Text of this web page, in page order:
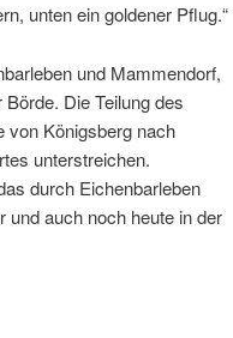
unten ein goldener Pflug.“
und Mammendorf,
Die Teilung des
von Königsberg nach
unterstreichen.
durch Eichenbarleben
auch noch heute in der